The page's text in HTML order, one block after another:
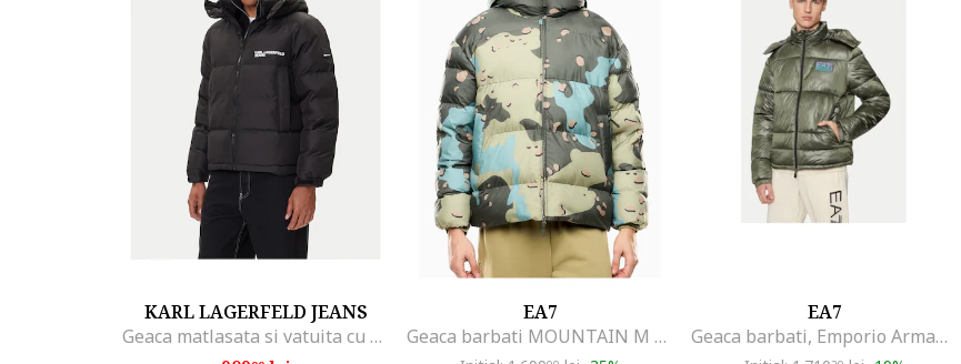
KARL LAGERFELD JEANS
Geaca matlasata si vatuita cu gluga, Negru
EA7
Geaca barbati MOUNTAIN M ECO DOWN HOODED JACKET GRAPHIC, Poliamida, Verde, Verde
EA7
Geaca barbati, Emporio Armani 304212048, Poliamida, Verde, Verde